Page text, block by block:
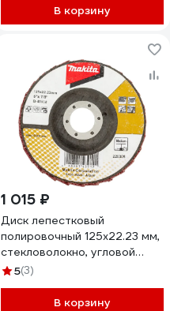
В корзину
1 015 ₽
Диск лепестковый
полировочный 125x22.23 мм,
стекловолокно, угловой
(средняя полировка) Makita
5(3)
В корзину